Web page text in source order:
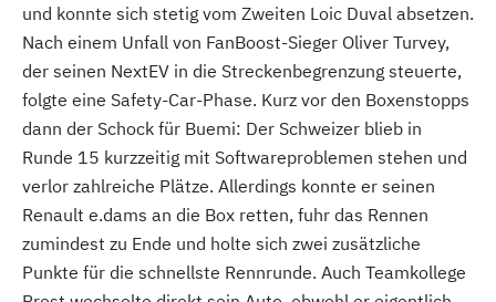
und konnte sich stetig vom Zweiten Loic Duval absetzen.
Nach einem Unfall von FanBoost-Sieger Oliver Turvey,
der seinen NextEV in die Streckenbegrenzung steuerte,
folgte eine Safety-Car-Phase. Kurz vor den Boxenstopps
dann der Schock für Buemi: Der Schweizer blieb in
Runde 15 kurzzeitig mit Softwareproblemen stehen und
verlor zahlreiche Plätze. Allerdings konnte er seinen
Renault e.dams an die Box retten, fuhr das Rennen
zumindest zu Ende und holte sich zwei zusätzliche
Punkte für die schnellste Rennrunde. Auch Teamkollege